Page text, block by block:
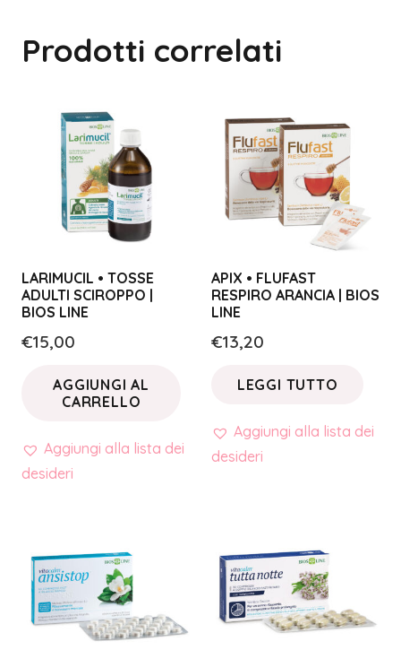
Prodotti correlati
LARIMUCIL • TOSSE
ADULTI SCIROPPO |
BIOS LINE
€15,00
AGGIUNGI AL
CARRELLO
Aggiungi alla lista dei
desideri
APIX • FLUFAST
RESPIRO ARANCIA | BIOS
LINE
€13,20
LEGGI TUTTO
Aggiungi alla lista dei
desideri